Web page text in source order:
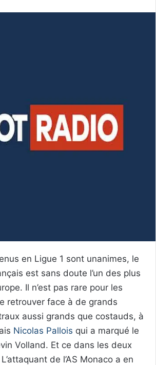
en Ligue 1 sont unanimes, le
est sans doute l’un des plus
Il n’est pas rare pour les
retrouver face à de grands
aussi grands que costauds, à
Nicolas Pallois qui a marqué le
Volland. Et ce dans les deux
de l’AS Monaco a en